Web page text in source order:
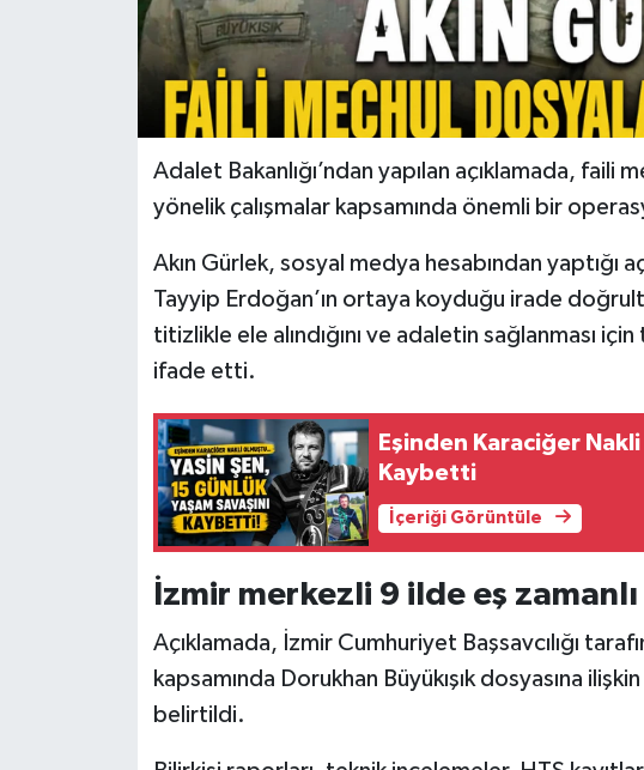
Adalet Bakanlığı’ndan yapılan açıklamada, faili
yönelik çalışmalar kapsamında önemli bir
Akın Gürlek, sosyal medya hesabından yaptığı
Tayyip Erdoğan’ın ortaya koyduğu irade
titizlikle ele alındığını ve adaletin sağlanması
ifade etti.
Eşinden Karaciğer Nakli
Kaybetti
İçeriği Görüntüle
İzmir merkezli 9 ilde eş
Açıklamada, İzmir Cumhuriyet Başsavcılığı
kapsamında Dorukhan Büyükışık dosyasına
belirtildi.